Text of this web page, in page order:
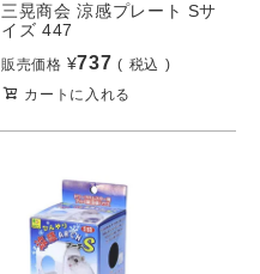
三晃商会 涼感プレート Sサ
イズ 447
販売価格 ¥737
税込
カートに入れる